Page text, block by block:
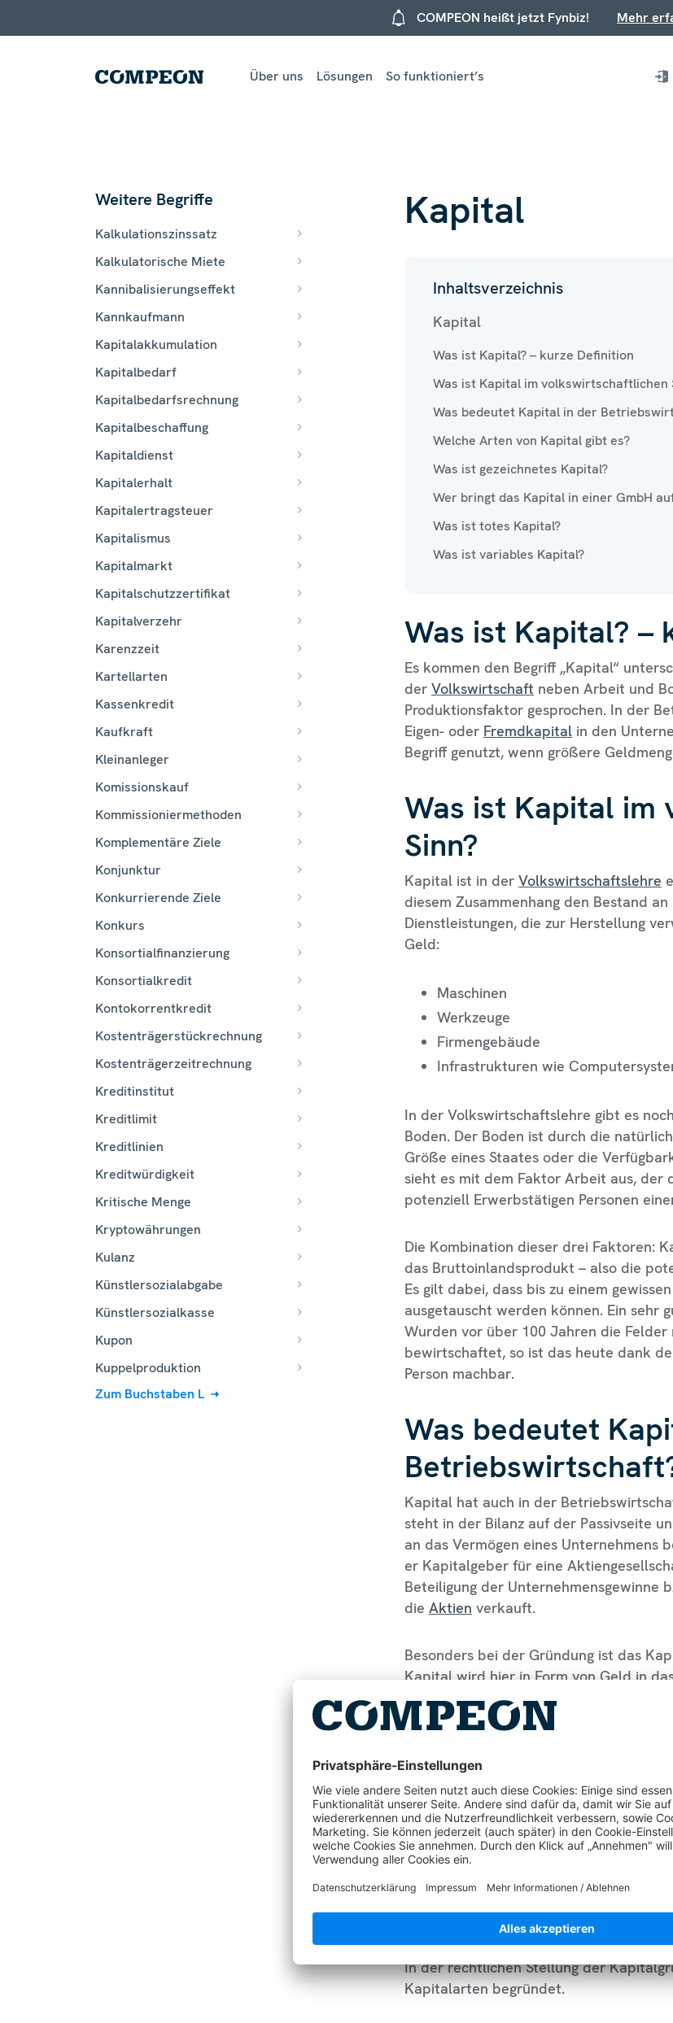
COMPEON heißt jetzt Fynbiz! Mehr
Über uns Lösungen So funktioniert’s
Weitere Begriffe
Kalkulationszinssatz
Kalkulatorische Miete
Kannibalisierungseffekt
Kannkaufmann
Kapitalakkumulation
Kapitalbedarf
Kapitalbedarfsrechnung
Kapitalbeschaffung
Kapitaldienst
Kapitalerhalt
Kapitalertragsteuer
Kapitalismus
Kapitalmarkt
Kapitalschutzzertifikat
Kapitalverzehr
Karenzzeit
Kartellarten
Kassenkredit
Kaufkraft
Kleinanleger
Komissionskauf
Kommissioniermethoden
Komplementäre Ziele
Konjunktur
Konkurrierende Ziele
Konkurs
Konsortialfinanzierung
Konsortialkredit
Kontokorrentkredit
Kostenträgerstückrechnung
Kostenträgerzeitrechnung
Kreditinstitut
Kreditlimit
Kreditlinien
Kreditwürdigkeit
Kritische Menge
Kryptowährungen
Kulanz
Künstlersozialabgabe
Künstlersozialkasse
Kupon
Kuppelproduktion
Zum Buchstaben L
Kapital
Inhaltsverzeichnis
Kapital
Was ist Kapital? – kurze Definition
Was ist Kapital im volkswirtschaftlichen
Was bedeutet Kapital in der
Welche Arten von Kapital gibt es?
Was ist gezeichnetes Kapital?
Wer bringt das Kapital in einer GmbH
Was ist totes Kapital?
Was ist variables Kapital?
Was ist Kapital? –
Es kommen den Begriff „Kapital“
der Volkswirtschaft neben Arbeit und
Produktionsfaktor gesprochen. In der
Eigen- oder Fremdkapital in den
Begriff genutzt, wenn größere
Was ist Kapital
Sinn?
Kapital ist in der Volkswirtschaftslehre
diesem Zusammenhang den Bestand
Dienstleistungen, die zur Herstellung
Geld:
Maschinen
Werkzeuge
Firmengebäude
Infrastrukturen wie
In der Volkswirtschaftslehre gibt es
Boden. Der Boden ist durch die
Größe eines Staates oder die
sieht es mit dem Faktor Arbeit aus,
potenziell Erwerbstätigen Personen
Die Kombination dieser drei Faktoren:
das Bruttoinlandsprodukt – also die
Es gilt dabei, dass bis zu einem
ausgetauscht werden können. Ein sehr
Wurden vor über 100 Jahren die
bewirtschaftet, so ist das heute dank
Person machbar.
Was bedeutet
Kapital hat auch in der
steht in der Bilanz auf der Passivseite
an das Vermögen eines Unternehmens
er Kapitalgeber für eine
Beteiligung der Unternehmensgewinne
die Aktien verkauft.
Besonders bei der Gründung ist das
Kapital wird hier in Form von Geld in
Anschluss die Produktion beginnen kann.
Jedoch ist das Kapital abzugrenzen
eines Unternehmens beschrieben, die
auszugleichen.
Welche Arten von
als
Abgrenzungen zwischen den
muss zwischenFremdkapital und
In der rechtlichen Stellung der
Kapitalarten begründet.